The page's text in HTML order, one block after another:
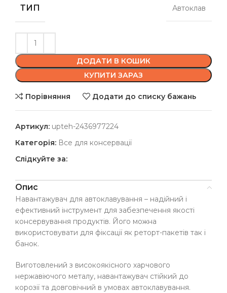
ТИП Автоклав
ДОДАТИ В КОШИК
КУПИТИ ЗАРАЗ
Порівняння Додати до списку бажань
Артикул: upteh-2436977224
Категорія: Все для консервації
Слідкуйте за:
Опис
Навантажувач для автоклавування – надійний і
ефективний інструмент для забезпечення якості
консервування продуктів. Його можна
використовувати для фіксації як реторт-пакетів так і
банок.
Виготовлений з високоякісного харчового
нержавіючого металу, навантажувач стійкий до
корозії та довговічний в умовах автоклавування.